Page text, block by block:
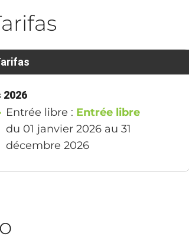
Entrée libre : Entrée libre
du 01 janvier 2026 au 31
décembre 2026